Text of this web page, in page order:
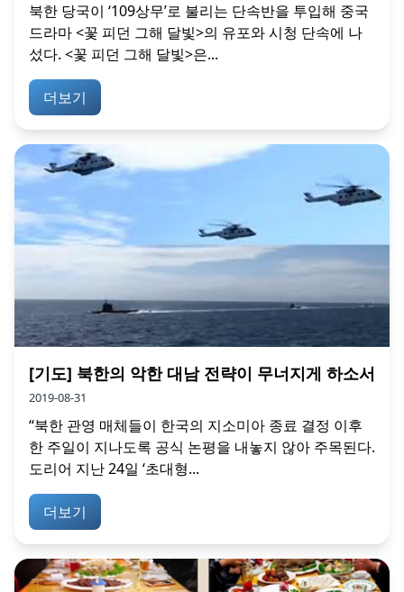
북한 당국이 ‘109상무’로 불리는 단속반을 투입해 중국
드라마 <꽃 피던 그해 달빛>의 유포와 시청 단속에 나
섰다. <꽃 피던 그해 달빛>은...
더보기
[기도] 북한의 악한 대남 전략이 무너지게 하소서
2019-08-31
“북한 관영 매체들이 한국의 지소미아 종료 결정 이후
한 주일이 지나도록 공식 논평을 내놓지 않아 주목된다.
도리어 지난 24일 ‘초대형...
더보기